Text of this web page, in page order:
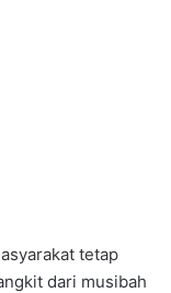
tetap
dari musibah